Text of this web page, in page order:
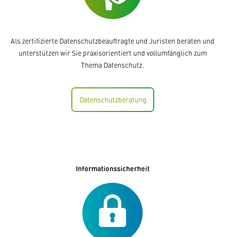
Als zertifizierte Datenschutzbeauftragte und Juristen beraten und
unterstützen wir Sie praxisorientiert und vollumfänglich zum
Thema Datenschutz.
Datenschutzberatung
Informationssicherheit